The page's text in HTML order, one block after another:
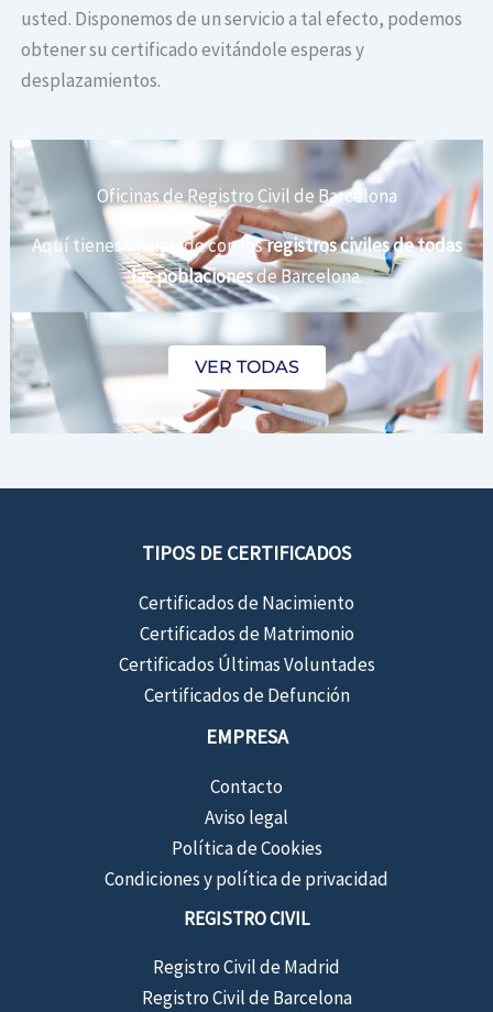
usted. Disponemos de un servicio a tal efecto, podemos
obtener su certificado evitándole esperas y
desplazamientos.
Oficinas de Registro Civil de Barcelona
Aquí tienes un listado con losregistros civiles de todas
las poblacionesde Barcelona.
VER TODAS
TIPOS DE CERTIFICADOS
Certificados de Nacimiento
Certificados de Matrimonio
Certificados Últimas Voluntades
Certificados de Defunción
EMPRESA
Contacto
Aviso legal
Política de Cookies
Condiciones y política de privacidad
REGISTRO CIVIL
Registro Civil de Madrid
Registro Civil de Barcelona